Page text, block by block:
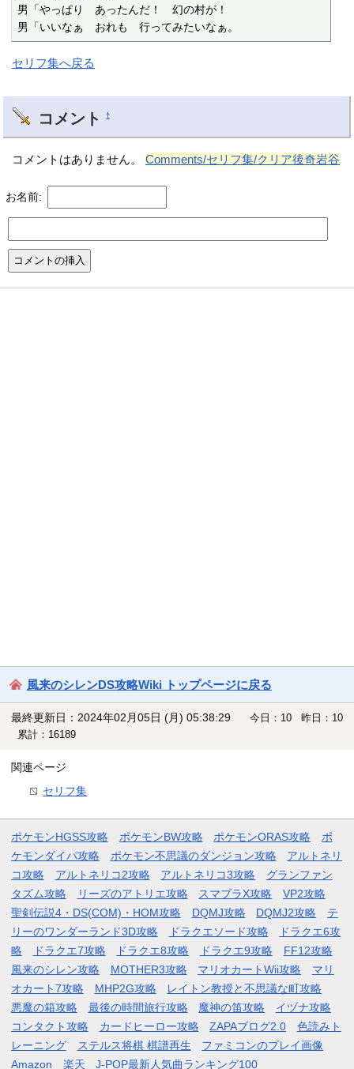
男「やっぱり　あったんだ！　幻の村が！
男「いいなぁ　おれも　行ってみたいなぁ。
セリフ集へ戻る
コメント †
コメントはありません。Comments/セリフ集/クリア後奇岩谷
お名前:
風来のシレンDS攻略Wiki トップページに戻る
最終更新日：2024年02月05日 (月) 05:38:29
今日：10 昨日：10
累計：16189
関連ページ
セリフ集
ポケモンHGSS攻略 ポケモンBW攻略 ポケモンORAS攻略
ポ
ケモンダイパ攻略
ポケモン不思議のダンジョン攻略
アルトネリ
コ攻略
アルトネリコ2攻略 アルトネリコ3攻略
グランファン
タズム攻略
リーズのアトリエ攻略 スマブラX攻略
VP2攻略
聖剣伝説4・DS(COM)・HOM攻略
DQMJ攻略 DQMJ2攻略
テ
リーのワンダーランド3D攻略
ドラクエソード攻略
ドラクエ6攻
略
ドラクエ7攻略 ドラクエ8攻略 ドラクエ9攻略
FF12攻略
風来のシレン攻略
MOTHER3攻略 マリオカートWii攻略
マリ
オカート7攻略
MHP2G攻略
レイトン教授と不思議な町攻略
悪魔の箱攻略
最後の時間旅行攻略 魔神の笛攻略
イヅナ攻略
コンタクト攻略
カードヒーロー攻略 ZAPAブログ2.0
色読みト
レーニング
ステルス将棋 棋譜再生
ファミコンのプレイ画像
Amazon
楽天 J-POP最新人気曲ランキング100